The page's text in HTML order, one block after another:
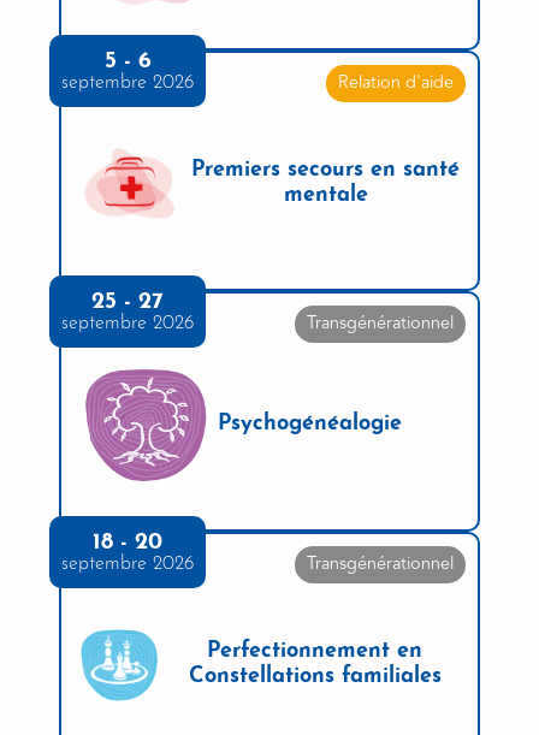
5 - 6
septembre 2026 Relation d'aide
Premiers secours en santé
mentale
25 - 27
septembre 2026 Transgénérationnel
Psychogénéalogie
18 - 20
septembre 2026 Transgénérationnel
Perfectionnement en
Constellations familiales